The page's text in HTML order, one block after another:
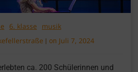
6. klasse musik
| on Juli 7, 2024
ca. 200 Schülerinnen und